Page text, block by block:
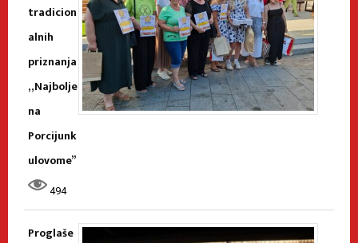
tradicion
alnih
priznanja
„Najbolje
na
Porcijunk
ulovome”
494
Proglaše